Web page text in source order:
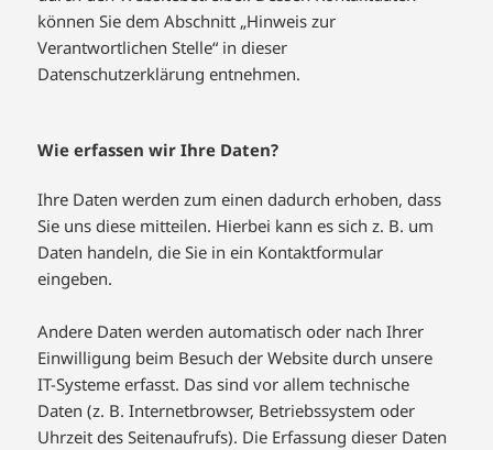
können Sie dem Abschnitt „Hinweis zur
Verantwortlichen Stelle“ in dieser
Datenschutzerklärung entnehmen.
Wie erfassen wir Ihre Daten?
Ihre Daten werden zum einen dadurch erhoben, dass
Sie uns diese mitteilen. Hierbei kann es sich z. B. um
Daten handeln, die Sie in ein Kontaktformular
eingeben.
Andere Daten werden automatisch oder nach Ihrer
Einwilligung beim Besuch der Website durch unsere
IT-Systeme erfasst. Das sind vor allem technische
Daten (z. B. Internetbrowser, Betriebssystem oder
Uhrzeit des Seitenaufrufs). Die Erfassung dieser Daten